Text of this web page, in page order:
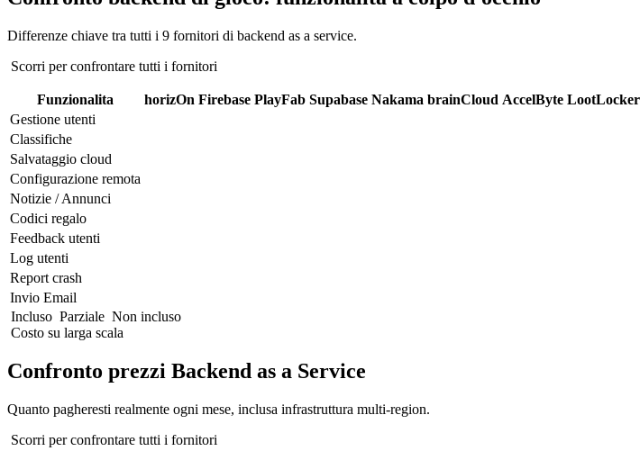
Differenze chiave tra tutti i 9 fornitori di backend as a service.
Scorri per confrontare tutti i fornitori
Funzionalita horizOn Firebase PlayFab Supabase Nakama brainCloud AccelByte LootLocker
Gestione utenti
Classifiche
Salvataggio cloud
Configurazione remota
Notizie / Annunci
Codici regalo
Feedback utenti
Log utenti
Report crash
Invio Email
Incluso Parziale Non incluso
Costo su larga scala
Confronto prezzi Backend as a Service
Quanto pagheresti realmente ogni mese, inclusa infrastruttura multi-region.
Scorri per confrontare tutti i fornitori